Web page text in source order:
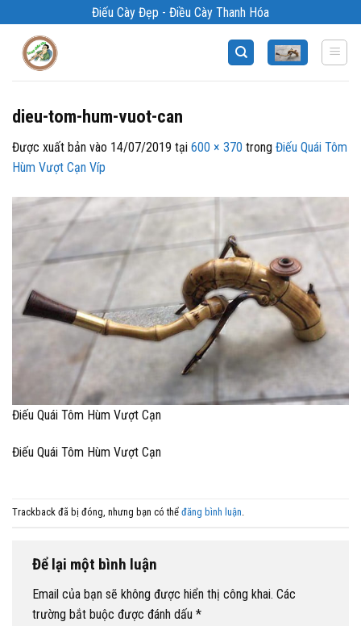
qua
Điếu Cày Đẹp - Điều Cày Thanh Hóa
dieu-tom-hum-vuot-can
Được xuất bản vào 14/07/2019 tại 600 × 370 trong Điếu Quái Tôm
Hùm Vượt Cạn Víp
Điếu Quái Tôm Hùm Vượt Cạn
Điếu Quái Tôm Hùm Vượt Cạn
Trackback đã bị đóng, nhưng bạn có thể đăng bình luận
Để lại một bình luận
Email của bạn sẽ không được hiển thị công khai. Các
trường bắt buộc được đánh dấu *